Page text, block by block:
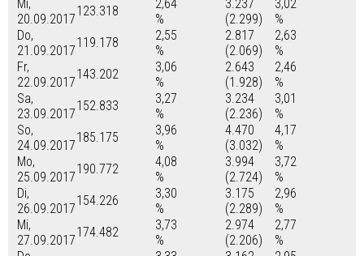
Mi,
20.09.2017
123.318
2,64
%
3.237
(2.299)
3,02
%
Do,
21.09.2017
119.178
2,55
%
2.817
(2.069)
2,63
%
Fr,
22.09.2017
143.202
3,06
%
2.643
(1.928)
2,46
%
Sa,
23.09.2017
152.833
3,27
%
3.234
(2.236)
3,01
%
So,
24.09.2017
185.175
3,96
%
4.470
(3.032)
4,17
%
Mo,
25.09.2017
190.772
4,08
%
3.994
(2.724)
3,72
%
Di,
26.09.2017
154.226
3,30
%
3.175
(2.289)
2,96
%
Mi,
27.09.2017
174.482
3,73
%
2.974
(2.206)
2,77
%